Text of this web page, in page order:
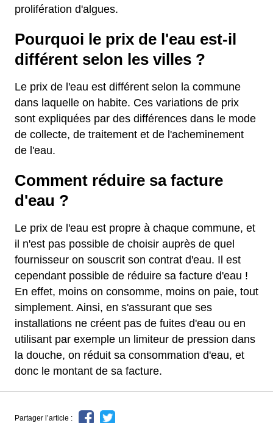
prolifération d'algues.
Pourquoi le prix de l'eau est-il
différent selon les villes ?
Le prix de l'eau est différent selon la commune
dans laquelle on habite. Ces variations de prix
sont expliquées par des différences dans le mode
de collecte, de traitement et de l'acheminement
de l'eau.
Comment réduire sa facture
d'eau ?
Le prix de l'eau est propre à chaque commune, et
il n'est pas possible de choisir auprès de quel
fournisseur on souscrit son contrat d'eau. Il est
cependant possible de réduire sa facture d'eau !
En effet, moins on consomme, moins on paie, tout
simplement. Ainsi, en s'assurant que ses
installations ne créent pas de fuites d'eau ou en
utilisant par exemple un limiteur de pression dans
la douche, on réduit sa consommation d'eau, et
donc le montant de sa facture.
Partager l’article :